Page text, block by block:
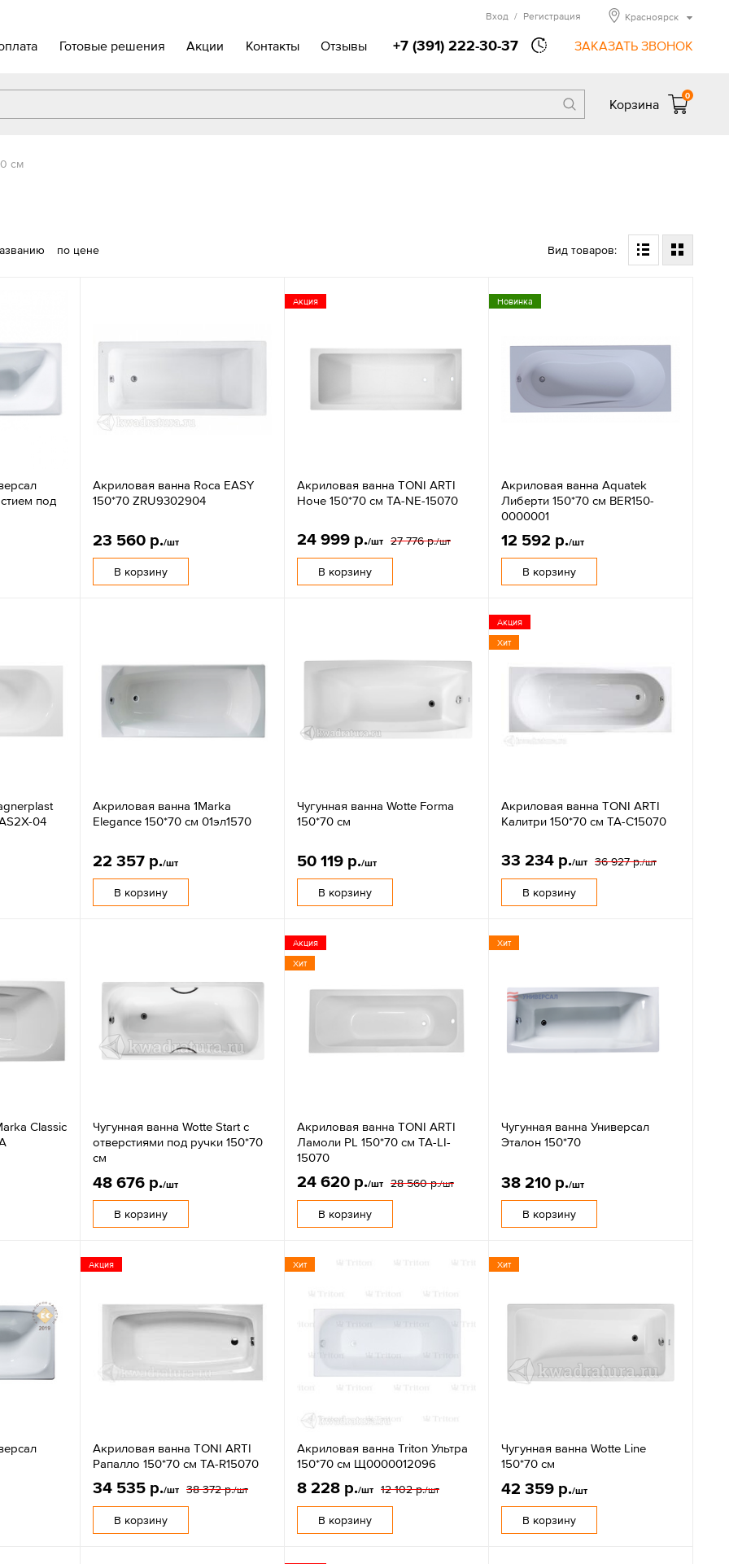
Готовые решения Акции Контакты Отзывы +7 (391) 222-30-37 ЗАКАЗАТЬ ЗВОНОК
Вход / Регистрация Красноярск
Корзина
0
см
по цене Вид товаров:
под
Акриловая ванна Roca EASY
150*70 ZRU9302904
23 560 р./шт
В корзину
Акция
Акриловая ванна TONI ARTI
Ноче 150*70 см TA-NE-15070
24 999 р./шт 27 776 р./шт
В корзину
Новинка
Акриловая ванна Aquatek
Либерти 150*70 см BER150-
0000001
12 592 р./шт
В корзину
04
Акриловая ванна 1Marka
Elegance 150*70 см 01эл1570
22 357 р./шт
В корзину
Чугунная ванна Wotte Forma
150*70 см
50 119 р./шт
В корзину
Акция
Хит
Акриловая ванна TONI ARTI
Калитри 150*70 см TA-C15070
33 234 р./шт 36 927 р./шт
В корзину
Classic
Чугунная ванна Wotte Start с
отверстиями под ручки 150*70
см
48 676 р./шт
В корзину
Акция
Хит
Акриловая ванна TONI ARTI
Ламоли PL 150*70 см TA-LI-
15070
24 620 р./шт 28 560 р./шт
В корзину
Хит
Чугунная ванна Универсал
Эталон 150*70
38 210 р./шт
В корзину
Акция
Акриловая ванна TONI ARTI
Рапалло 150*70 см TA-R15070
34 535 р./шт 38 372 р./шт
В корзину
Хит
Акриловая ванна Triton Ультра
150*70 см Щ0000012096
8 228 р./шт 12 102 р./шт
В корзину
Хит
Чугунная ванна Wotte Line
150*70 см
42 359 р./шт
В корзину